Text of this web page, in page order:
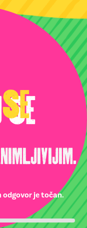
se
odgovor je točan.